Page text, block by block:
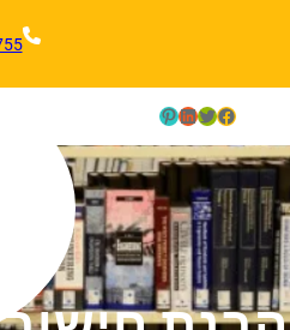
Facebook
Twitter
LinkedIn
Pinterest